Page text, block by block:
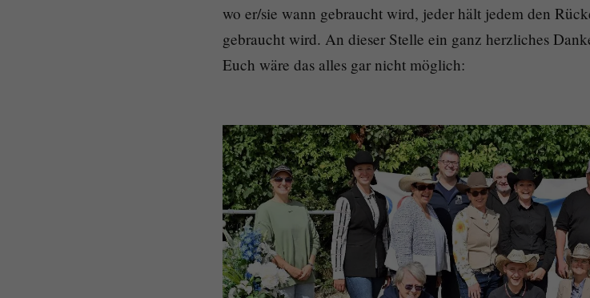
wo er/sie wann gebraucht wird, jeder hält jedem den
gebraucht wird. An dieser Stelle ein ganz herzliches
Euch wäre das alles gar nicht möglich: